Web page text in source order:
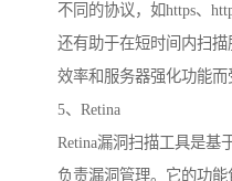
不同的协议，如https、
还有助于在短时间内扫
效率和服务器强化功能而
5、Retina
Retina漏洞扫描工具是基
负责漏洞管理。它的功